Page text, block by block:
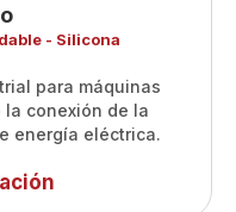
- Silicona
para máquinas
conexión de la
energía eléctrica.